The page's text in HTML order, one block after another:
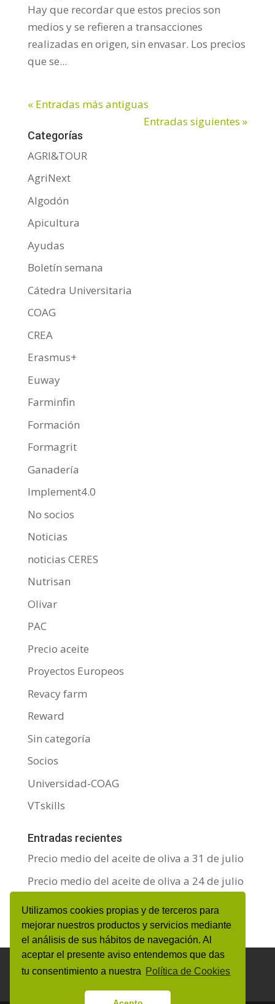
Utilizamos cookies propias y de terceros para
mejorar nuestros productos y servicios mediante
el análisis de sus hábitos de navegación. Al
aceptar el presente aviso entendemos que das
tu consentimiento a nuestra Política de Cookies
Hay que recordar que estos precios son
medios y se refieren a transacciones
realizadas en origen, sin envasar. Los precios
que se...
« Entradas más antiguas
Entradas siguientes »
Categorías
AGRI&TOUR
AgriNext
Algodón
Apicultura
Ayudas
Boletín semana
Cátedra Universitaria
COAG
CREA
Erasmus+
Euway
Farminfin
Formación
Formagrit
Ganadería
Implement4.0
No socios
Noticias
noticias CERES
Nutrisan
Olivar
PAC
Precio aceite
Proyectos Europeos
Revacy farm
Reward
Sin categoría
Socios
Universidad-COAG
VTskills
Entradas recientes
Precio medio del aceite de oliva a 31 de julio
Precio medio del aceite de oliva a 24 de julio
Precio medio del aceite de oliva a 17 de julio
Aviso Legal y Protección de datos personales